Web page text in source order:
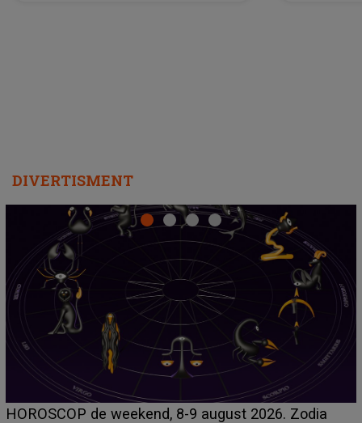
DIVERTISMENT
Emanuel a ținut ACEST DETALIU ASCUNS până